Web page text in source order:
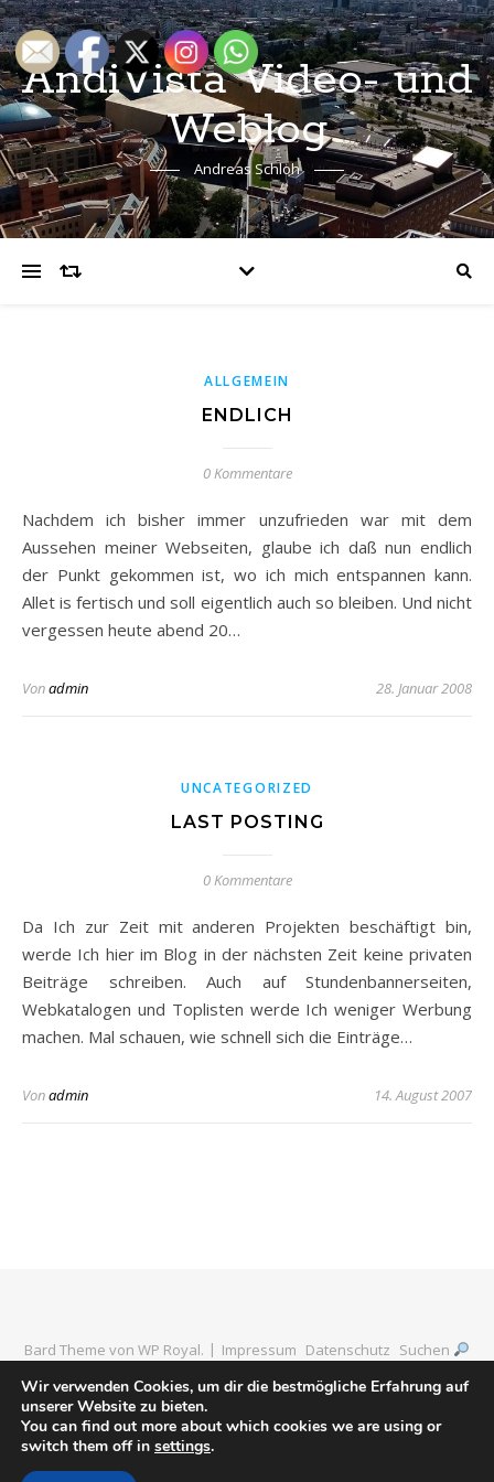
AndiVista Video- und
Weblog
Andreas Schloh
ALLGEMEIN
ENDLICH
0 Kommentare
Nachdem ich bisher immer unzufrieden war mit dem
Aussehen meiner Webseiten, glaube ich daß nun endlich
der Punkt gekommen ist, wo ich mich entspannen kann.
Allet is fertisch und soll eigentlich auch so bleiben. Und nicht
vergessen heute abend 20…
Vonadmin 28. Januar 2008
UNCATEGORIZED
LAST POSTING
0 Kommentare
Da Ich zur Zeit mit anderen Projekten beschäftigt bin,
werde Ich hier im Blog in der nächsten Zeit keine privaten
Beiträge schreiben. Auch auf Stundenbannerseiten,
Webkatalogen und Toplisten werde Ich weniger Werbung
machen. Mal schauen, wie schnell sich die Einträge…
Vonadmin 14. August 2007
Bard Theme vonWP Royal. Impressum Datenschutz Suchen
ZURÜCK NACH OBEN
Wir verwenden Cookies, um dir die bestmögliche Erfahrung auf
unserer Website zu bieten.
You can find out more about which cookies we are using or
switch them off in settings.